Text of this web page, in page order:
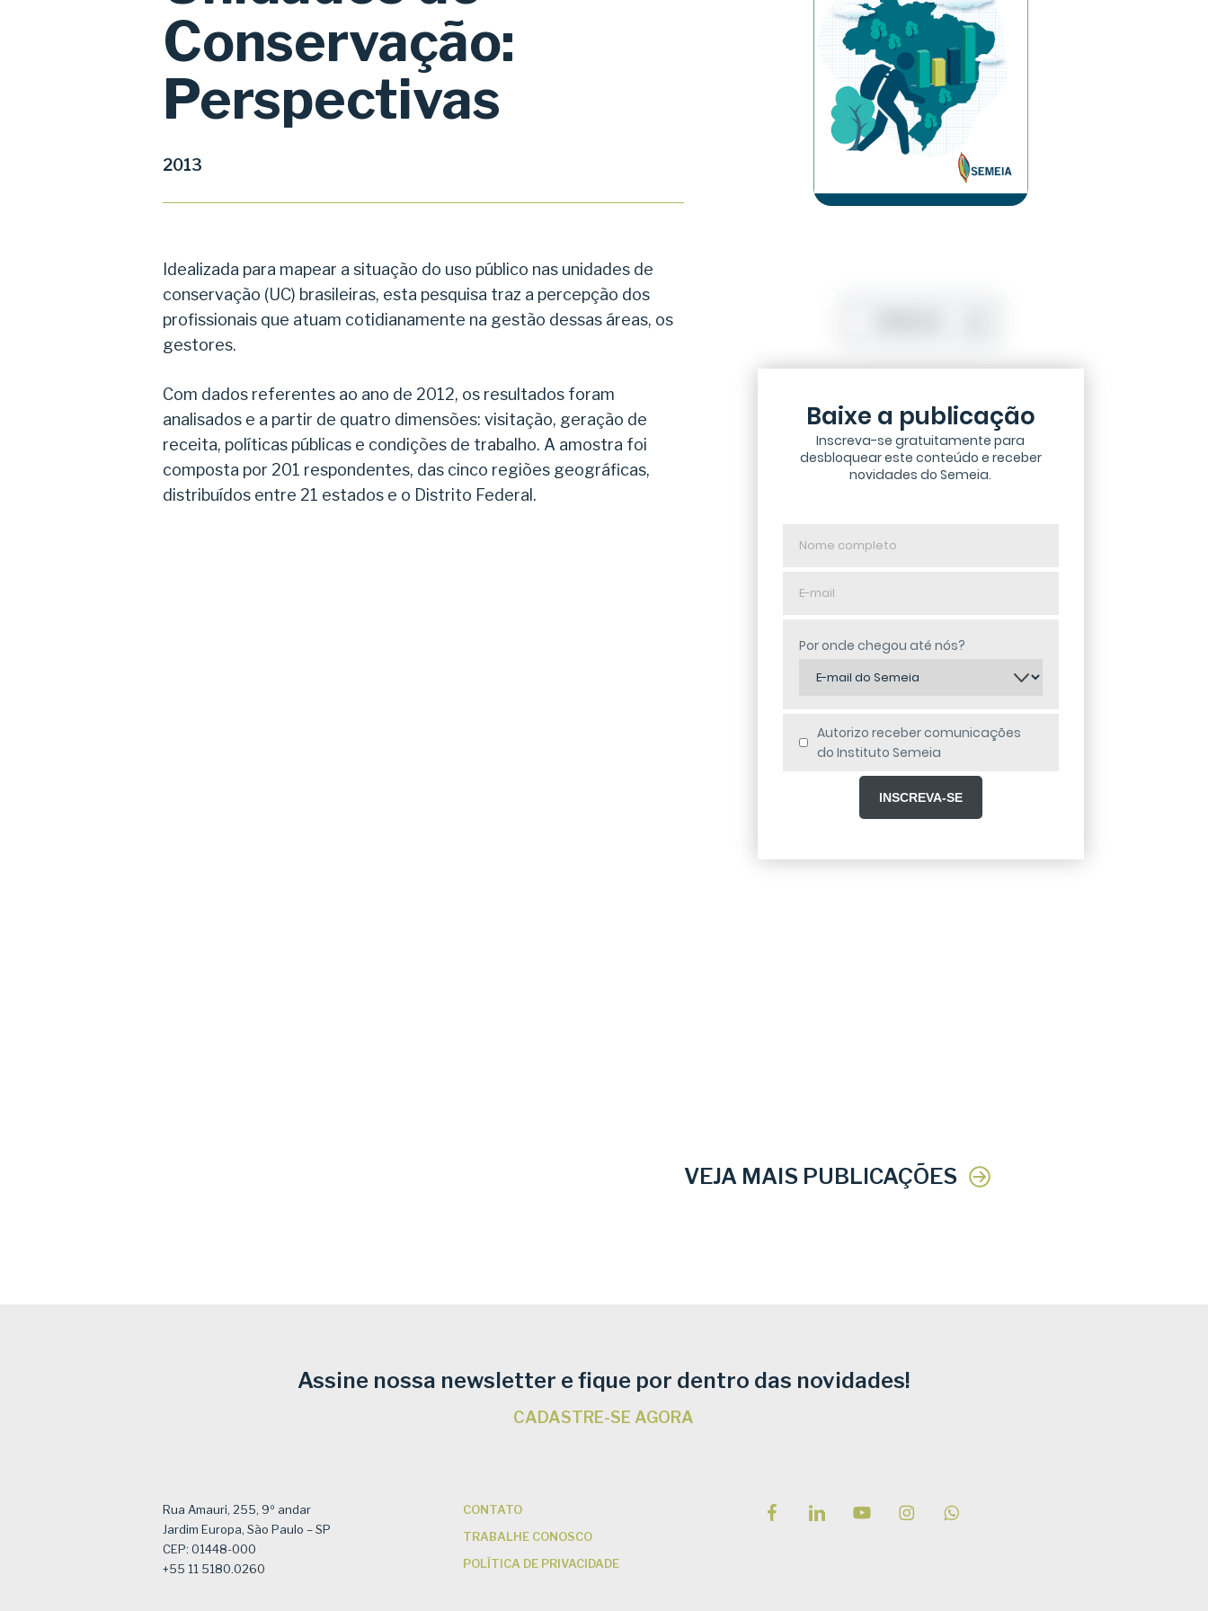
Aperte enter para pesquisar ou ESC para fechar
Conservação:
Perspectivas
2013
Idealizada para mapear a situação do uso público nas unidades de
conservação (UC) brasileiras, esta pesquisa traz a percepção dos
profissionais que atuam cotidianamente na gestão dessas áreas, os
gestores.
Com dados referentes ao ano de 2012, os resultados foram
analisados e a partir de quatro dimensões: visitação, geração de
receita, políticas públicas e condições de trabalho. A amostra foi
composta por 201 respondentes, das cinco regiões geográficas,
distribuídos entre 21 estados e o Distrito Federal.
Baixe a publicação
Inscreva-se gratuitamente para
desbloquear este conteúdo e receber
novidades do Semeia.
Por onde chegou até nós?
Autorizo receber comunicações
do Instituto Semeia
VEJA MAIS PUBLICAÇÕES
Assine nossa newsletter e fique por dentro das novidades!
CADASTRE-SE AGORA
Rua Amauri, 255, 9º andar
Jardim Europa, São Paulo – SP
CEP: 01448-000
+55 11 5180.0260
CONTATO
TRABALHE CONOSCO
POLÍTICA DE PRIVACIDADE